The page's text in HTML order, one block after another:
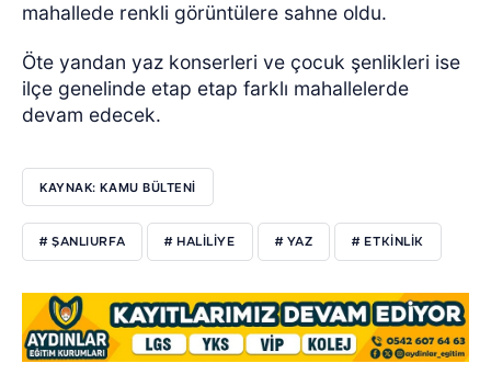
mahallede renkli görüntülere sahne oldu.
Öte yandan yaz konserleri ve çocuk şenlikleri ise
ilçe genelinde etap etap farklı mahallelerde
devam edecek.
KAYNAK: KAMU BÜLTENİ
# ŞANLIURFA # HALİLİYE # YAZ # ETKİNLİK